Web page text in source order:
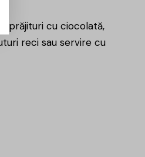
prăjituri cu ciocolată,
reci sau servire cu